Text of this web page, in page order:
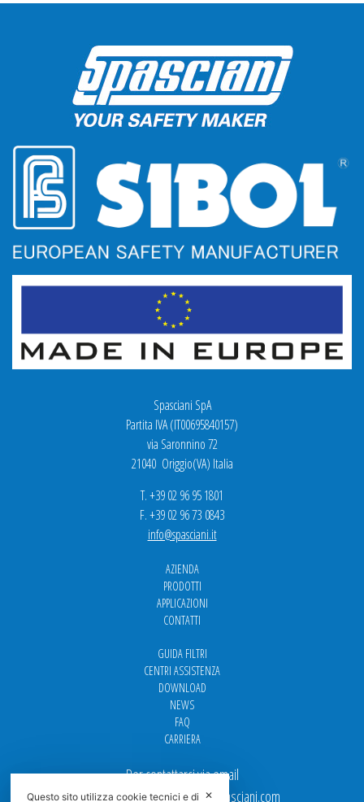
Spasciani SpA
Partita IVA (IT00695840157)
via Saronnino 72
21040 Origgio(VA) Italia
T. +39 02 96 95 1801
F. +39 02 96 73 0843
info@spasciani.it
AZIENDA
PRODOTTI
APPLICAZIONI
CONTATTI
GUIDA FILTRI
CENTRI ASSISTENZA
DOWNLOAD
NEWS
FAQ
CARRIERA
Per contattarci via email
Ufficio Vendite: italy.sales@spasciani.com
✕
Questo sito utilizza cookie tecnici e di